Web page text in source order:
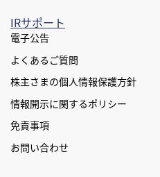
IRサポート
電子公告
よくあるご質問
株主さまの個人情報保護方針
情報開示に関するポリシー
免責事項
お問い合わせ